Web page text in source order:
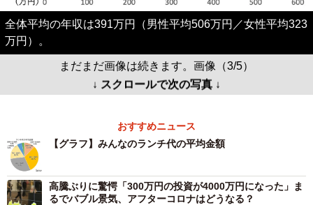
全体平均の年収は391万円（男性平均506万円／女性平均323
万円）。
まだまだ画像は続きます。画像（3/5）
↓ スクロールで次の写真 ↓
おすすめニュース
【グラフ】みんなのランチ代の平均金額
高騰ぶりに驚愕「300万円の投資が4000万円になった」ま
るでバブル景気、アフターコロナはどうなる？